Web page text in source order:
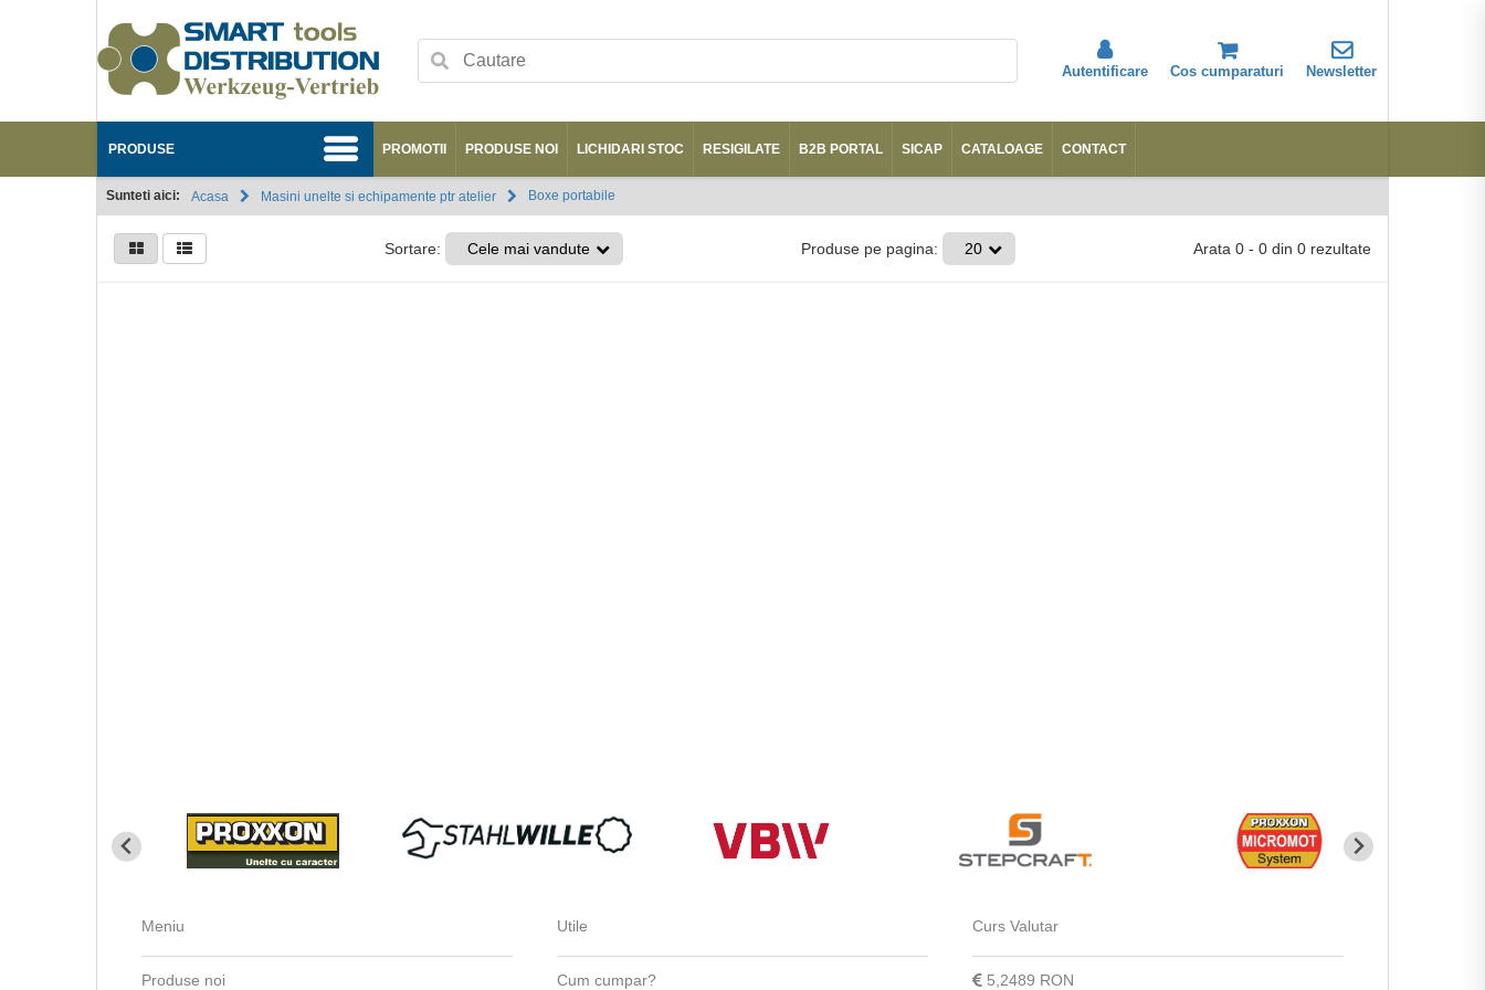
Autentificare Cos cumparaturi Newsletter
Abonare
PRODUSE PROMOTII PRODUSE NOI LICHIDARI STOC RESIGILATE B2B PORTAL SICAP CATALOAGE CONTACT
Sunteti aici: Acasa Boxe portabile
Masini unelte si echipamente ptr atelier
Sortare: Cele mai vandute Produse pe pagina: 20 Arata 0 - 0 din 0 rezultate
Meniu
Produse noi
Utile
Cum cumpar?
Curs Valutar
5,2489 RON